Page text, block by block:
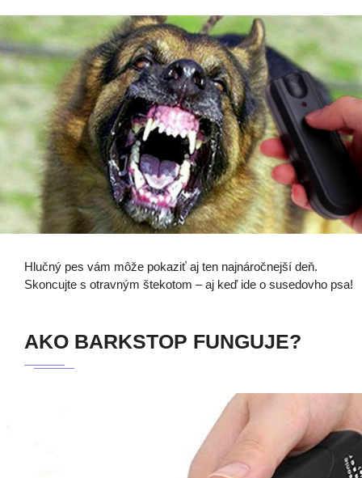
Hlučný pes vám môže pokaziť aj ten najnáročnejší deň.
Skoncujte s otravným štekotom – aj keď ide o susedovho psa!
AKO BARKSTOP FUNGUJE?